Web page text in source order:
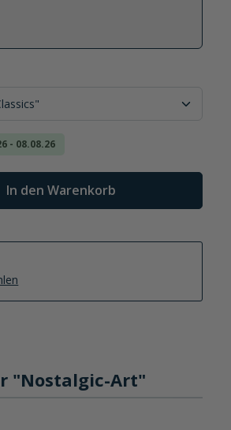
- 08.08.26
gewünschten Wert ein
In den Warenkorb
"Nostalgic-Art"